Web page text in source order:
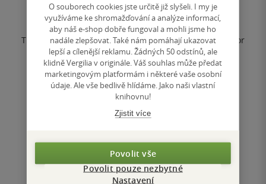
z
5
hvězdiček
pevná vazba
The authors'' goal is the presentation of the three major
areas of physical chemistry: molecular structure, the
equilibrium properties of...
Nedostupné
O souborech cookies jste určitě již slyšeli. I my je
využíváme ke shromažďování a analýze informací,
aby náš e-shop dobře fungoval a mohli jsme ho
nadále zlepšovat. Také nám pomáhají ukazovat
lepší a cílenější reklamu. Žádných 50 odstínů, ale
klidně Vergilia v originále. Váš souhlas může předat
marketingovým platformám i některé vaše osobní
údaje. Ale vše bedlivě hlídáme. Jako naši vlastní
knihovnu!
Zjistit více
Povolit vše
Povolit pouze nezbytné
Nastavení